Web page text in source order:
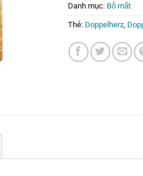
Danh mục: Bổ mắt
Thẻ: Doppelherz,